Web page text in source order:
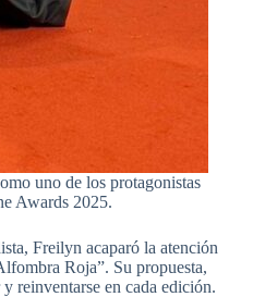
uno de los protagonistas
Awards 2025.
Freilyn acaparó la atención
Roja”. Su propuesta,
reinventarse en cada edición.